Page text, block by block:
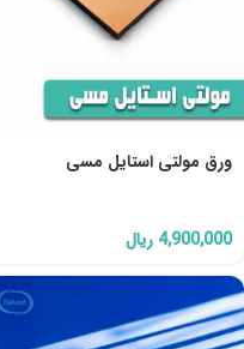
ورق مولتی استایل مسی
4,900,000 ریال